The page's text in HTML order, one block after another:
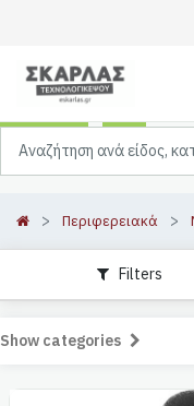
Περιφερειακά
Filters
Show categories